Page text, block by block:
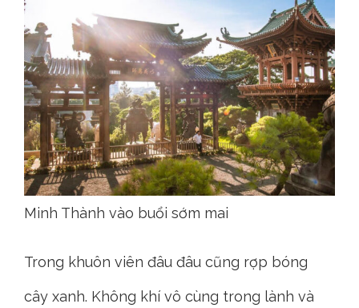
Minh Thành vào buổi sớm mai
Trong khuôn viên đâu đâu cũng rợp bóng
cây xanh. Không khí vô cùng trong lành và